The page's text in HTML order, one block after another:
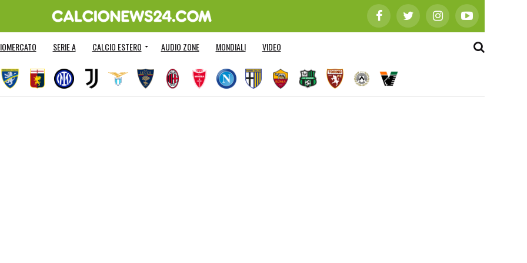
SERIE A CALCIO ESTERO AUDIO ZONE MONDIALI VIDEO